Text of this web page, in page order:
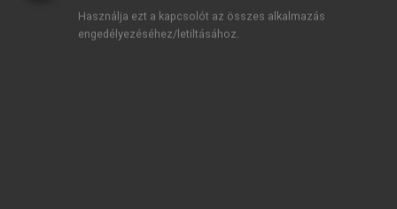
vagy akár le is bontják. Ennek következtében a
jogszabályok által elvárt, a tervezők által
Használja ezt a kapcsolót az összes alkalmazás
engedélyezéséhez/letiltásához.